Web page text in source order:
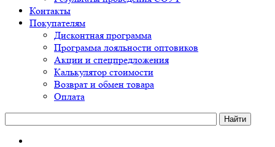
Контакты
Покупателям
Дисконтная программа
Программа лояльности оптовиков
Акции и спецпредложения
Калькулятор стоимости
Возврат и обмен товара
Оплата